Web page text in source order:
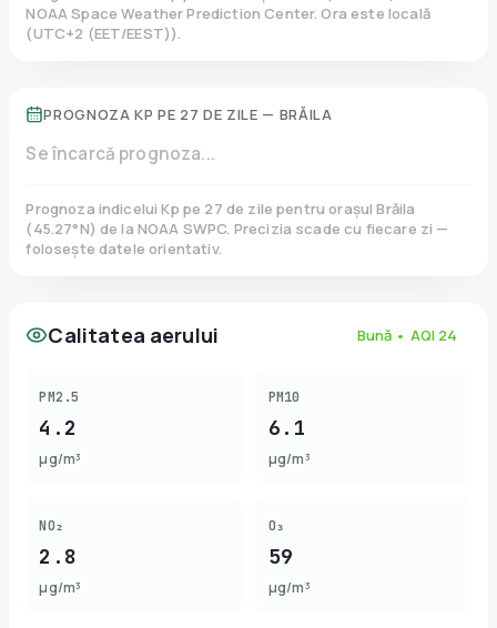
NOAA Space Weather Prediction Center. Ora este locală
(UTC+2 (EET/EEST)).
PROGNOZA KP PE 27 DE ZILE — BRĂILA
Se încarcă prognoza...
Prognoza indicelui Kp pe 27 de zile pentru orașul Brăila
(45.27°N)de la NOAA SWPC. Precizia scade cu fiecare zi —
folosește datele orientativ.
Calitatea aerului Bună • AQI 24
PM2.5
4.2
µg/m³
PM10
6.1
µg/m³
NO₂
2.8
µg/m³
O₃
59
µg/m³